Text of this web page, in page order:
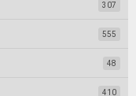
307
555
48
410